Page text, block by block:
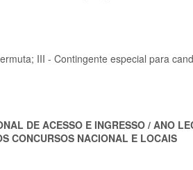
III - Contingente especial para
DE ACESSO E INGRESSO / ANO
CONCURSOS NACIONAL E LOCAIS